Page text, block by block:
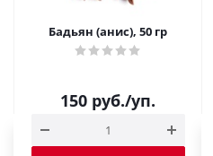
Бадьян (анис), 50 гр
150 руб./уп.